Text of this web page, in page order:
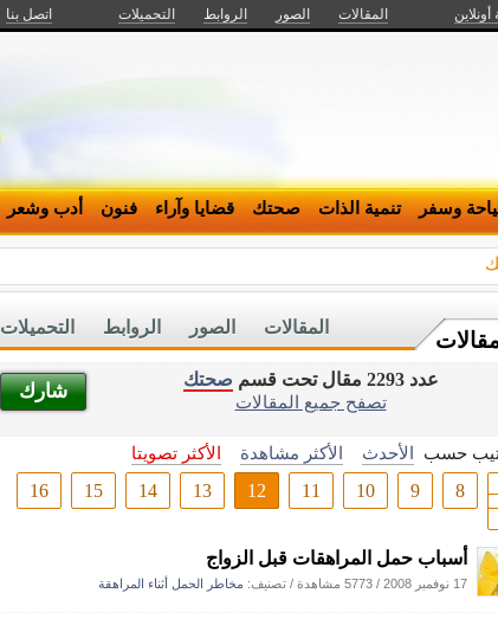
أونلاين المقالات الصور الروابط التحميلات اتصل بنا
وسفر تنمية الذات صحتك قضايا وآراء فنون أدب وشعر
التحميلات الروابط الصور المقالات
شارك
عدد 2293 مقال تحت قسم
صحتك
تصفح جميع المقالات
حسب الأحدث الأكثر مشاهدة
الأكثر تصويتا
8
9
10
11
12
13
14
15
16
أسباب حمل المراهقات قبل الزواج
17 نوفمبر 2008 / 5773 مشاهدة / تصنيف: مخاطر الحمل أثناء المراهقة